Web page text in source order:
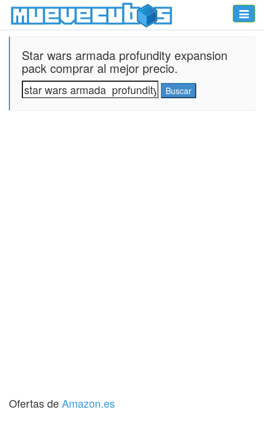
Toggle
Star wars armada profundity expansion
pack comprar al mejor precio.
Ofertas deAmazon.es